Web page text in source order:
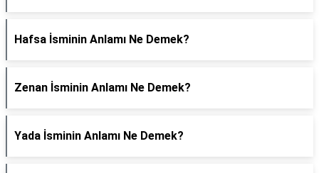
Hafsa İsminin Anlamı Ne Demek?
Zenan İsminin Anlamı Ne Demek?
Yada İsminin Anlamı Ne Demek?